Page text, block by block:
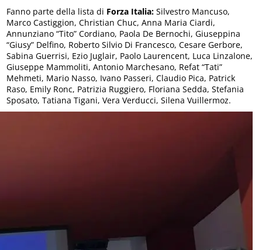
Fanno parte della lista di Forza Italia: Silvestro Mancuso,
Marco Castiggion, Christian Chuc, Anna Maria Ciardi,
Annunziano “Tito” Cordiano, Paola De Bernochi, Giuseppina
“Giusy” Delfino, Roberto Silvio Di Francesco, Cesare Gerbore,
Sabina Guerrisi, Ezio Juglair, Paolo Laurencent, Luca Linzalone,
Giuseppe Mammoliti, Antonio Marchesano, Refat “Tati”
Mehmeti, Mario Nasso, Ivano Passeri, Claudio Pica, Patrick
Raso, Emily Ronc, Patrizia Ruggiero, Floriana Sedda, Stefania
Sposato, Tatiana Tigani, Vera Verducci, Silena Vuillermoz.